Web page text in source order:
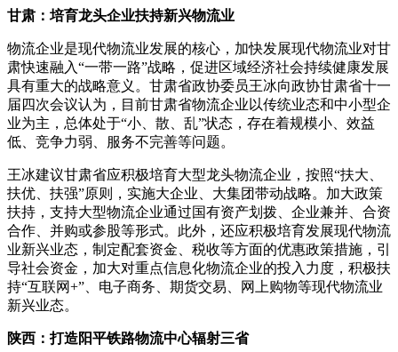
甘肃：培育龙头企业扶持新兴物流业
物流企业是现代物流业发展的核心，加快发展现代物流业对甘
肃快速融入“一带一路”战略，促进区域经济社会持续健康发展
具有重大的战略意义。甘肃省政协委员王冰向政协甘肃省十一
届四次会议认为，目前甘肃省物流企业以传统业态和中小型企
业为主，总体处于“小、散、乱”状态，存在着规模小、效益
低、竞争力弱、服务不完善等问题。
王冰建议甘肃省应积极培育大型龙头物流企业，按照“扶大、
扶优、扶强”原则，实施大企业、大集团带动战略。加大政策
扶持，支持大型物流企业通过国有资产划拨、企业兼并、合资
合作、并购或参股等形式。此外，还应积极培育发展现代物流
业新兴业态，制定配套资金、税收等方面的优惠政策措施，引
导社会资金，加大对重点信息化物流企业的投入力度，积极扶
持“互联网+”、电子商务、期货交易、网上购物等现代物流业
新兴业态。
陕西：打造阳平铁路物流中心辐射三省